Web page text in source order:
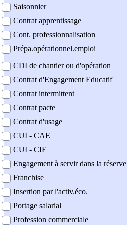
Saisonnier
Contrat apprentissage
Cont. professionnalisation
Prépa.opérationnel.emploi
CDI de chantier ou d'opération
Contrat d'Engagement Educatif
Contrat intermittent
Contrat pacte
Contrat d'usage
CUI - CAE
CUI - CIE
Engagement à servir dans la réserve
Franchise
Insertion par l'activ.éco.
Portage salarial
Profession commerciale